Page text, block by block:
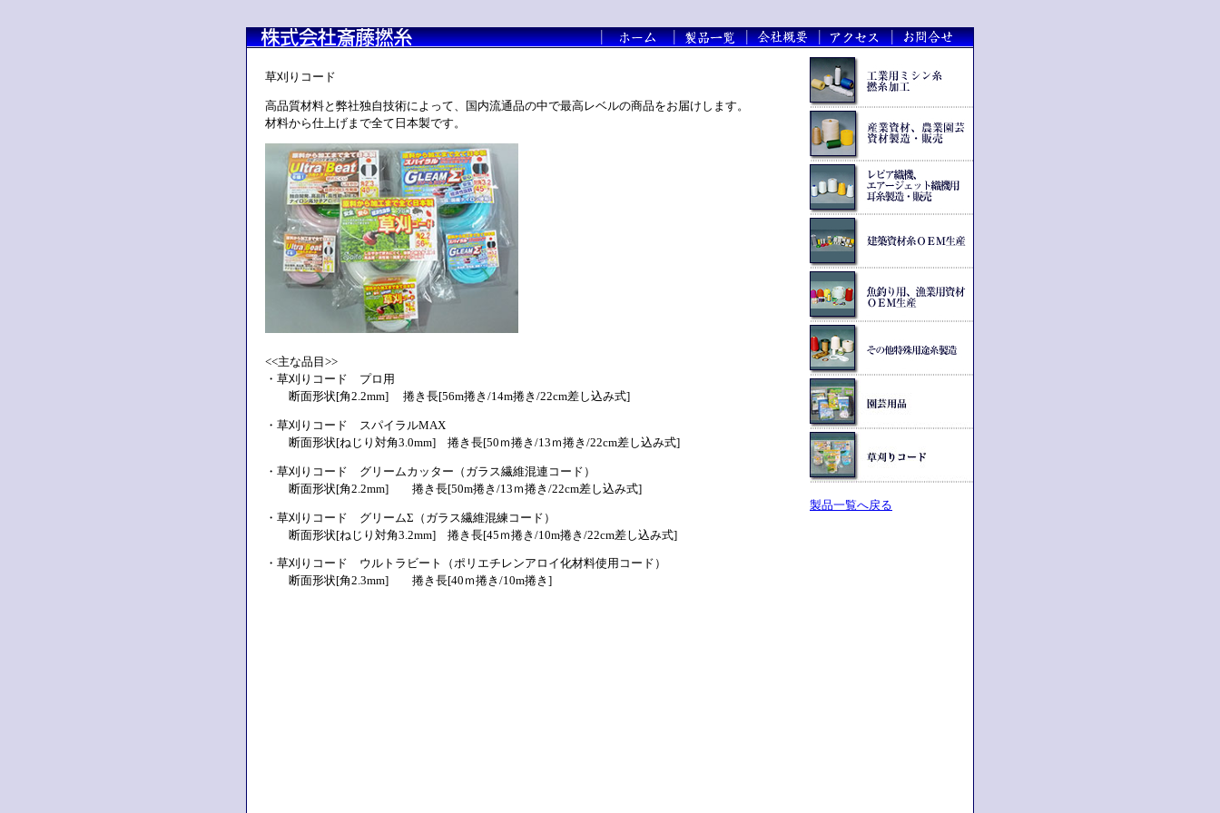
草刈りコード
高品質材料と弊社独自技術によって、国内流通品の中で最高レベルの商品をお届けします。
材料から仕上げまで全て日本製です。
<<主な品目>>
・草刈りコード プロ用
断面形状[角2.2mm] 捲き長[56m捲き/14m捲き/22cm差し込み式]
・草刈りコード スパイラルMAX
断面形状[ねじり対角3.0mm] 捲き長[50ｍ捲き/13ｍ捲き/22cm差し込み式]
・草刈りコード グリームカッター（ガラス繊維混連コード）
断面形状[角2.2mm] 捲き長[50m捲き/13ｍ捲き/22cm差し込み式]
・草刈りコード グリームΣ（ガラス繊維混練コード）
断面形状[ねじり対角3.2mm] 捲き長[45ｍ捲き/10m捲き/22cm差し込み式]
・草刈りコード ウルトラビート（ポリエチレンアロイ化材料使用コード）
断面形状[角2.3mm] 捲き長[40ｍ捲き/10m捲き]
製品一覧へ戻る